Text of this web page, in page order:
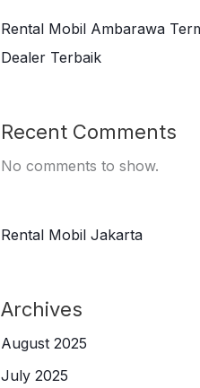
Rental Mobil Ambarawa
Dealer Terbaik
Recent Comments
No comments to show.
Rental Mobil Jakarta
Archives
August 2025
July 2025